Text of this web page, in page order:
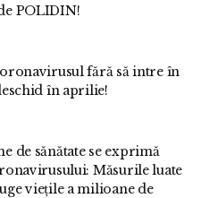
POLIDIN!
fără să intre în
în aprilie!
de sănătate se exprimă
Măsurile luate
viețile a milioane de